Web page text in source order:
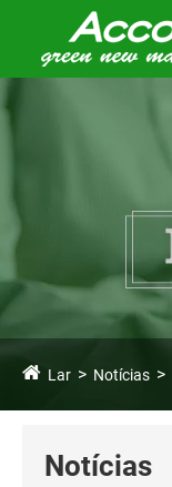
Lar Notícias
Notícias